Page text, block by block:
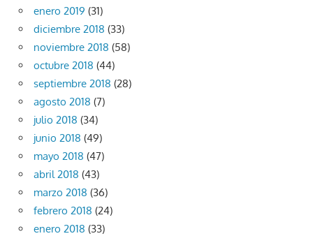
enero 2019 (31)
diciembre 2018 (33)
noviembre 2018 (58)
octubre 2018 (44)
septiembre 2018 (28)
agosto 2018 (7)
julio 2018 (34)
junio 2018 (49)
mayo 2018 (47)
abril 2018 (43)
marzo 2018 (36)
febrero 2018 (24)
enero 2018 (33)